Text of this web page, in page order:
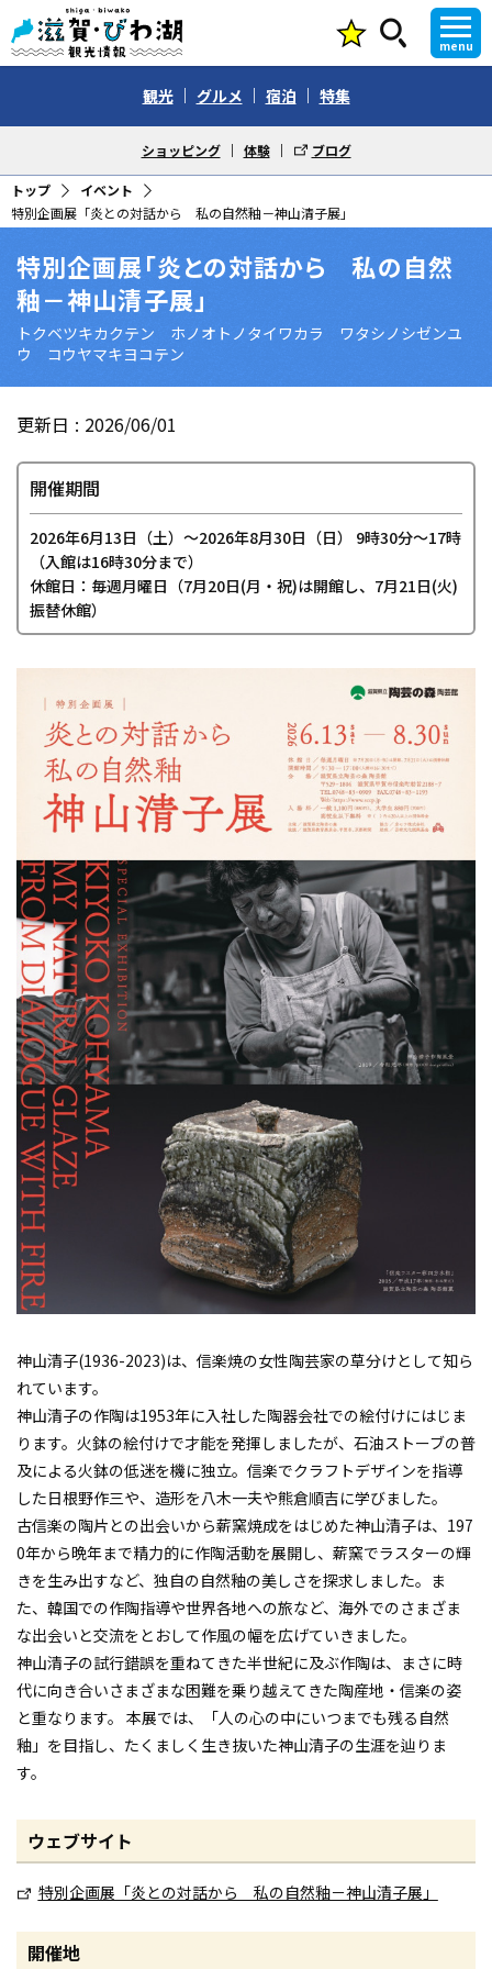
menu
観光 グルメ 宿泊 特集
ショッピング 体験 ブログ
トップ
イベント
特別企画展「炎との対話から 私の自然釉－神山清子展」
特別企画展「炎との対話から 私の自然
釉－神山清子展」
トクベツキカクテン ホノオトノタイワカラ ワタシノシゼンユ
ウ コウヤマキヨコテン
更新日 2026/06/01
開催期間
2026年6月13日（土）〜2026年8月30日（日） 9時30分～17時
（入館は16時30分まで）
休館日：毎週月曜日（7月20日(月・祝)は開館し、7月21日(火)
振替休館）
神山清子(1936-2023)は、信楽焼の女性陶芸家の草分けとして知ら
れています。
神山清子の作陶は1953年に入社した陶器会社での絵付けにはじま
ります。火鉢の絵付けで才能を発揮しましたが、石油ストーブの普
及による火鉢の低迷を機に独立。信楽でクラフトデザインを指導
した日根野作三や、造形を八木一夫や熊倉順吉に学びました。
古信楽の陶片との出会いから薪窯焼成をはじめた神山清子は、197
0年から晩年まで精力的に作陶活動を展開し、薪窯でラスターの輝
きを生み出すなど、独自の自然釉の美しさを探求しました。ま
た、韓国での作陶指導や世界各地への旅など、海外でのさまざま
な出会いと交流をとおして作風の幅を広げていきました。
神山清子の試行錯誤を重ねてきた半世紀に及ぶ作陶は、まさに時
代に向き合いさまざまな困難を乗り越えてきた陶産地・信楽の姿
と重なります。 本展では、「人の心の中にいつまでも残る自然
釉」を目指し、たくましく生き抜いた神山清子の生涯を辿りま
す。
ウェブサイト
特別企画展「炎との対話から 私の自然釉－神山清子展」
開催地